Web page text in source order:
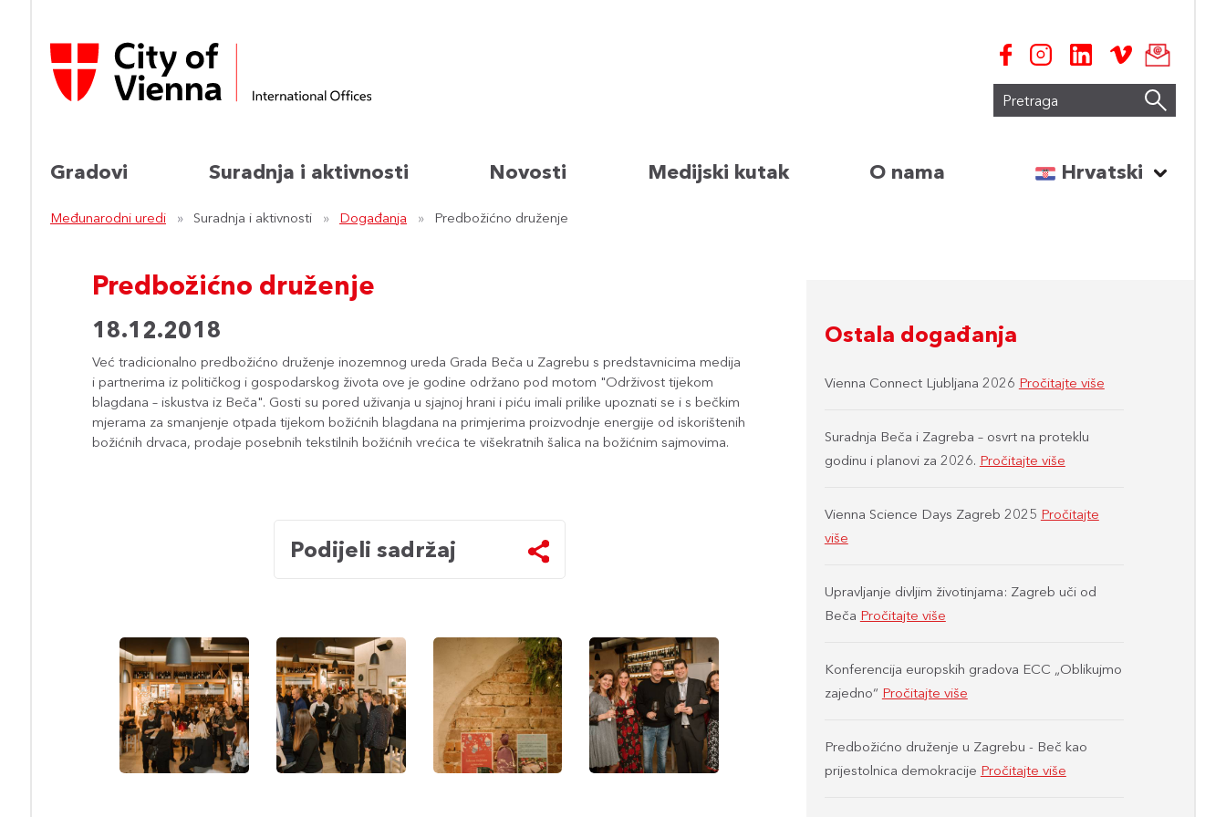
Pretraga
Gradovi Suradnja i aktivnosti Novosti Medijski kutak O nama izaberi jezik:
Hrvatski
Međunarodni uredi Suradnja i aktivnosti Događanja Predbožićno druženje
Predbožićno druženje
18.12.2018
Već tradicionalno predbožićno druženje inozemnog ureda Grada Beča u Zagrebu s predstavnicima medija
i partnerima iz političkog i gospodarskog života ove je godine održano pod motom "Održivost tijekom
blagdana – iskustva iz Beča". Gosti su pored uživanja u sjajnoj hrani i piću imali prilike upoznati se i s bečkim
mjerama za smanjenje otpada tijekom božićnih blagdana na primjerima proizvodnje energije od iskorištenih
božićnih drvaca, prodaje posebnih tekstilnih božićnih vrećica te višekratnih šalica na božićnim sajmovima.
Podijeli sadržaj
Pozdravni
govor
voditelja
ureda
publika
Gosti
u
razgovoru
Primjeri
smanjenje
otpada
tijekom
božićnih
blagdana
Voditelj
ureda
s
grupom
gostiju
Ostala događanja
Vienna Connect Ljubljana 2026 Pročitajte više
Suradnja Beča i Zagreba – osvrt na proteklu
godinu i planovi za 2026. Pročitajte više
Vienna Science Days Zagreb 2025 Pročitajte
više
Upravljanje divljim životinjama: Zagreb uči od
Beča Pročitajte više
Konferencija europskih gradova ECC „Oblikujmo
zajedno“ Pročitajte više
Predbožićno druženje u Zagrebu - Beč kao
prijestolnica demokracije Pročitajte više